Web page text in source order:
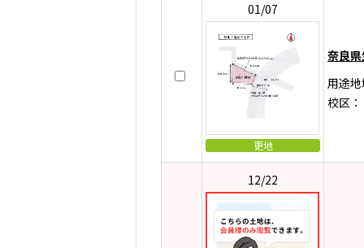
01/07
更地
奈良
用途
校区：
12/22